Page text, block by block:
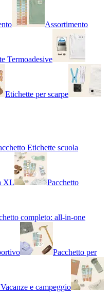
Assortimento
Termoadesive
Etichette per scarpe
Etichette scuola
XL Pacchetto
completo: all-in-one
Pacchetto per
e campeggio